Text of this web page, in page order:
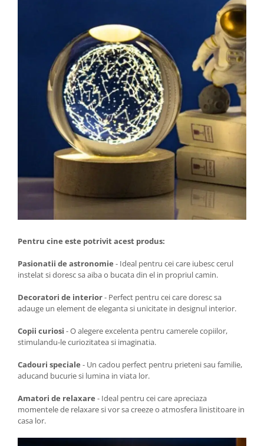
Pentru cine este potrivit acest produs:
Pasionatii de astronomie - Ideal pentru cei care iubesc cerul
instelat si doresc sa aiba o bucata din el in propriul camin.
Decoratori de interior- Perfect pentru cei care doresc sa
adauge un element de eleganta si unicitate in designul interior.
Copii curiosi - O alegere excelenta pentru camerele copiilor,
stimulandu-le curiozitatea si imaginatia.
Cadouri speciale - Un cadou perfect pentru prieteni sau familie,
aducand bucurie si lumina in viata lor.
Amatori de relaxare - Ideal pentru cei care apreciaza
momentele de relaxare si vor sa creeze o atmosfera linistitoare in
casa lor.